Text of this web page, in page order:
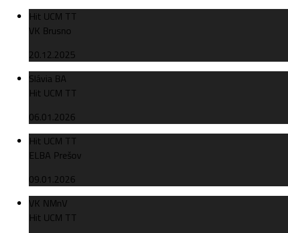
Hit UCM TT
VK Brusno
20.12.2025
Slávia BA
Hit UCM TT
06.01.2026
Hit UCM TT
ELBA Prešov
09.01.2026
VK NMnV
Hit UCM TT